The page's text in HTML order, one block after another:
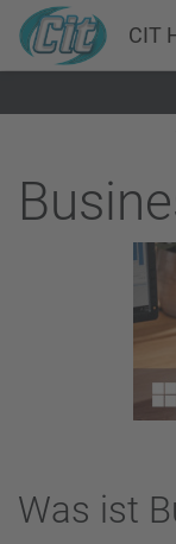
CIT
Was ist